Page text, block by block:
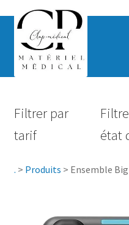
Hygiène
Filtrer par
tarif
état
. > Produits > Ensemble